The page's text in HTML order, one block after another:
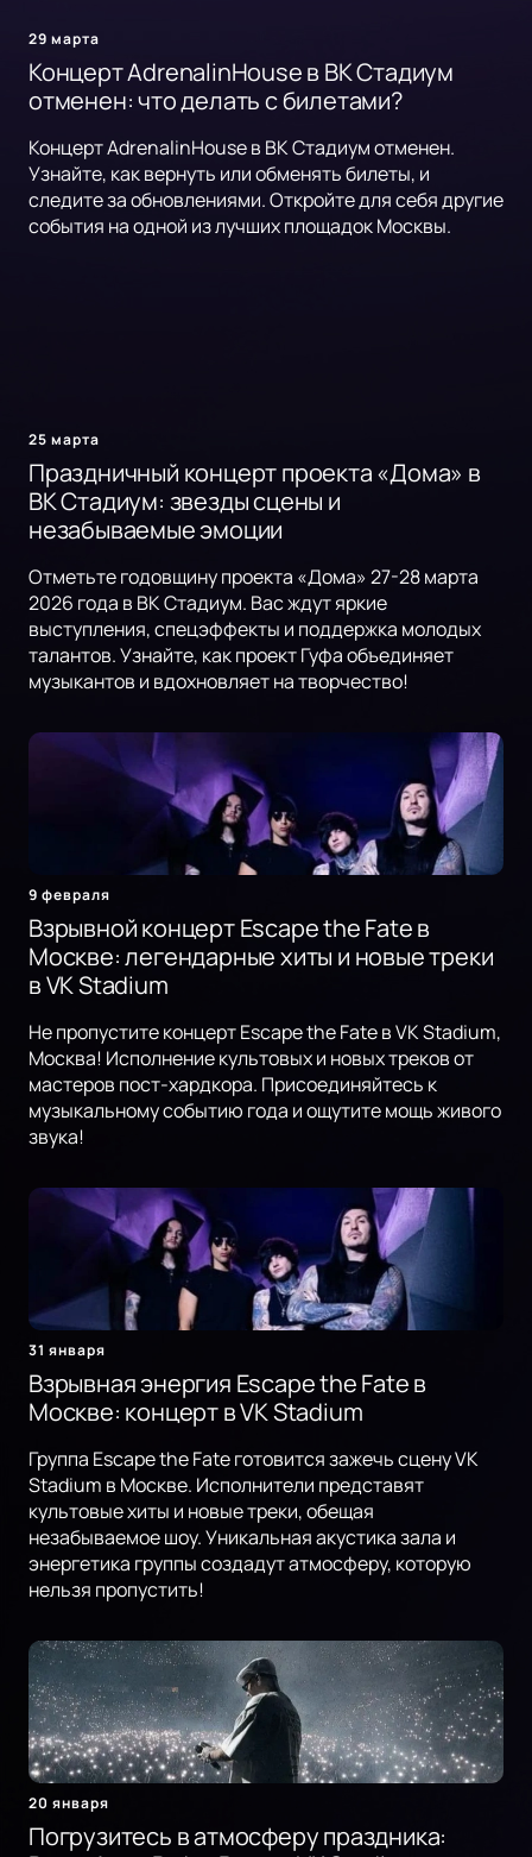
29 марта
Концерт AdrenalinHouse в ВК Стадиум
отменен: что делать с билетами?
Концерт AdrenalinHouse в ВК Стадиум отменен.
Узнайте, как вернуть или обменять билеты, и
следите за обновлениями. Откройте для себя другие
события на одной из лучших площадок Москвы.
25 марта
Праздничный концерт проекта «Дома» в
ВК Стадиум: звезды сцены и
незабываемые эмоции
Отметьте годовщину проекта «Дома» 27-28 марта
2026 года в ВК Стадиум. Вас ждут яркие
выступления, спецэффекты и поддержка молодых
талантов. Узнайте, как проект Гуфа объединяет
музыкантов и вдохновляет на творчество!
9 февраля
Взрывной концерт Escape the Fate в
Москве: легендарные хиты и новые треки
в VK Stadium
Не пропустите концерт Escape the Fate в VK Stadium,
Москва! Исполнение культовых и новых треков от
мастеров пост-хардкора. Присоединяйтесь к
музыкальному событию года и ощутите мощь живого
звука!
31 января
Взрывная энергия Escape the Fate в
Москве: концерт в VK Stadium
Группа Escape the Fate готовится зажечь сцену VK
Stadium в Москве. Исполнители представят
культовые хиты и новые треки, обещая
незабываемое шоу. Уникальная акустика зала и
энергетика группы создадут атмосферу, которую
нельзя пропустить!
20 января
Погрузитесь в атмосферу праздника: